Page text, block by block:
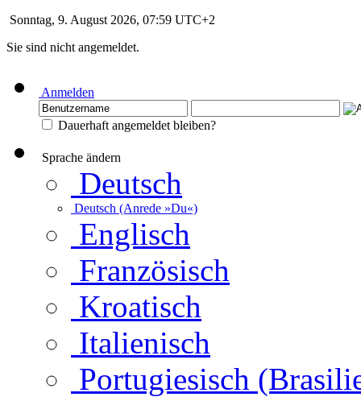
Sonntag, 9. August 2026, 07:59 UTC+2
Sie sind nicht angemeldet.
Anmelden
Dauerhaft angemeldet bleiben?
Sprache ändern
Deutsch
Deutsch (Anrede »Du«)
Englisch
Französisch
Kroatisch
Italienisch
Portugiesisch